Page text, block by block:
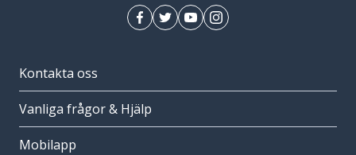
Kontakta oss
Vanliga frågor & Hjälp
Mobilapp